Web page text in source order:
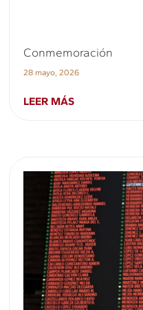
Conmemoración
28 mayo, 2026
LEER MÁS